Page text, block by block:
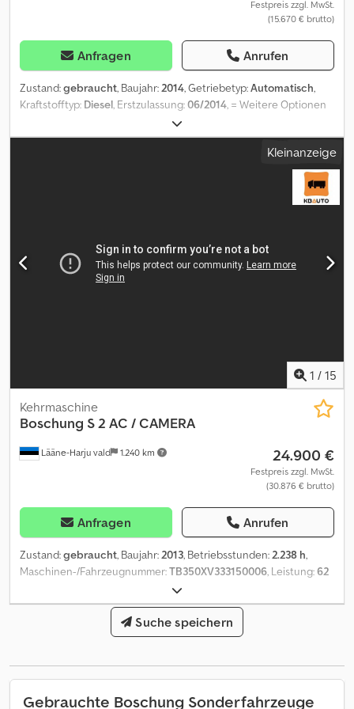
Festpreis zzgl. MwSt.
(15.670 € brutto)
Anfragen Anrufen
Zustand:gebraucht, Baujahr:2014, Getriebetyp:Automatisch,
Kraftstofftyp: Diesel, Erstzulassung:06/2014, = Weitere Optionen
und Zubehör = - 12-Volt-Steckdose - Allradantrieb - Allradlenkung
- Armlehne - Rückwärtsfahrkamera = Weitere Informationen =
Cedpfx Agox Itdfogeha Türenzahl: 2 Getriebe: 2 Gänge, Automatik
Autobedrijven B.V. Ootmarsumseweg 110 7665SE ALBERGEN, NL
Kleinanzeige
1 / 15
Lääne-Harju vald 1.240 km
Kehrmaschine
Boschung S 2 AC / CAMERA
24.900 €
Festpreis zzgl. MwSt.
(30.876 € brutto)
Anfragen Anrufen
Zustand:gebraucht, Baujahr: 2013, Betriebsstunden: 2.238 h,
Maschinen-/Fahrzeugnummer:TB350XV333150006 , Leistung:62
Automatisch
Klimaanlage, = Zusätzliche Optionen und Zubehör = - LED-
Leuchten - Radio = Anmerkungen = Weitere Informationen:
Chedpfx Aeypkzpsggea Marke: BOSCHUNG Modell: S 2 Baujahr:
Gesamtmasse: 3.500 kg Fahrzeugaufbau: Gelenkt = Weitere
Suche speichern
Gebrauchte Boschung Sonderfahrzeuge